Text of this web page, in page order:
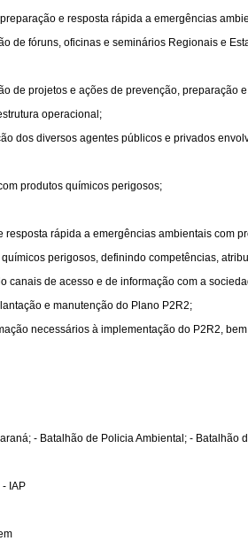
e resposta rápida a emergências
de fóruns, oficinas e seminários Regionais e
de projetos e ações de prevenção,
operacional;
dos diversos agentes públicos e privados
produtos químicos perigosos;
rápida a emergências ambientais com
perigosos, definindo competências,
canais de acesso e de informação com a
e manutenção do Plano P2R2;
necessários à implementação do P2R2,
- Batalhão de Policia Ambiental; - Batalhão
IAP